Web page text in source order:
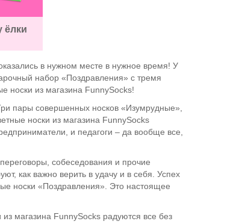
ёлки
в нужном месте в нужное время! У
набор «Поздравления» с тремя
носки из магазина FunnySocks!
пары совершенных носков «Изумрудные»,
носки из магазина FunnySocks
и педагоги – да вообще все,
собеседования и прочие
как важно верить в удачу и в себя. Успех
носки «Поздравления». Это настоящее
магазина FunnySocks радуются все без